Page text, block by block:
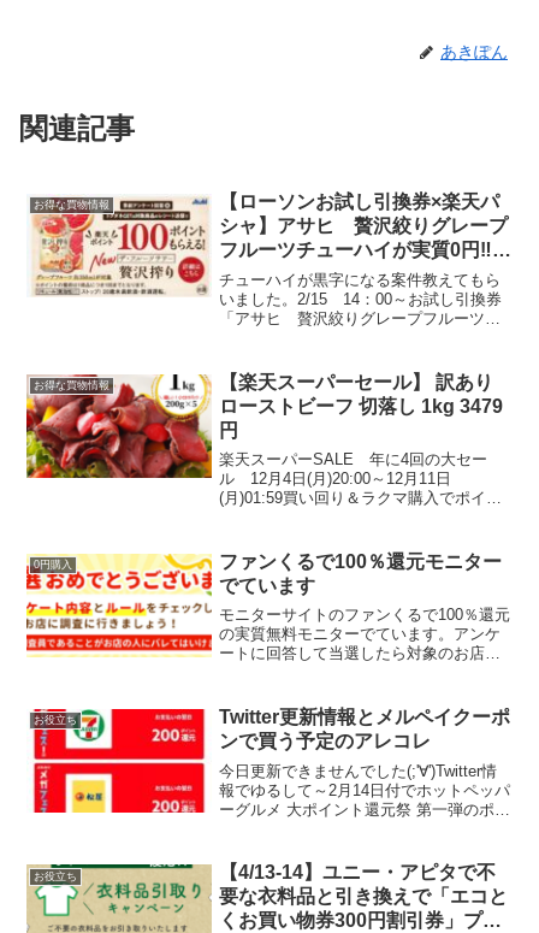
あきぽん
関連記事
お得な買物情報
【ローソンお試し引換券×楽天パ
シャ】アサヒ 贅沢絞りグレープ
フルーツチューハイが実質0円‼
選べるPay1000円分が5000人に
当たる懸賞あり
チューハイが黒字になる案件教えてもら
いました。2/15 14：00～お試し引換券
「アサヒ 贅沢絞りグレープフルーツ」
レシート投稿で100ポイントもらえます。
承認され...
お得な買物情報
【楽天スーパーセール】 訳あり
ローストビーフ 切落し 1kg 3479
円
楽天スーパーSALE 年に4回の大セー
ル 12月4日(月)20:00～12月11日
(月)01:59買い回り＆ラクマ購入でポイン
ポイント4倍獲得上限ポイント：1,00...
0円購入
ファンくるで100％還元モニター
でています
モニターサイトのファンくるで100％還元
の実質無料モニターでています。アンケ
ートに回答して当選したら対象のお店で
ますが、子供が好きなゼリー系です。手
数料無料で各種ポイン...
お役立ち
Twitter更新情報とメルペイクーポ
ンで買う予定のアレコレ
今日更新できませんでした(;'∀')Twitter情
報でゆるして～2月14日付でホットペッパ
ーグルメ 大ポイント還元祭 第一弾のポイ
着弾❢ pic.twitter.co...
お役立ち
【4/13-14】ユニー・アピタで不
要な衣料品と引き換えで「エコと
くお買い物券300円割引券」プレ